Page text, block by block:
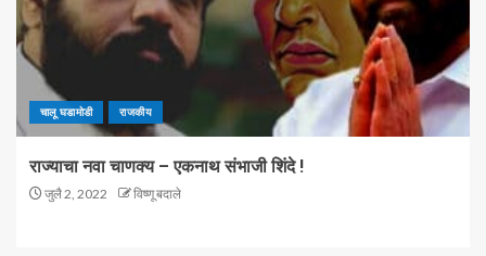
चालू घडामोडी राजकीय
राज्याचा नवा चाणक्य – एकनाथ संभाजी शिंदे !
जुलै 2, 2022 विष्णू बदाले